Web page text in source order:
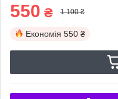
550 ₴ 1 100 ₴
Економія 550 ₴